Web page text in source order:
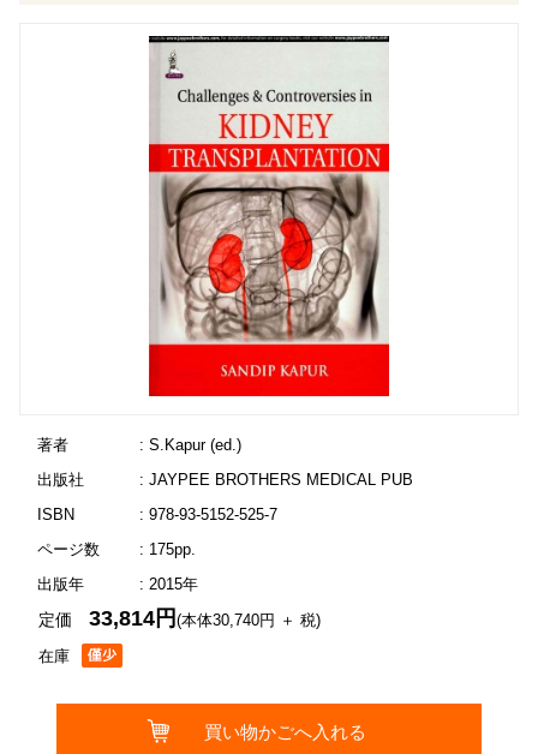
著者
: S.Kapur (ed.)
出版社
: JAYPEE BROTHERS MEDICAL PUB
ISBN
: 978-93-5152-525-7
ページ数
: 175pp.
出版年
: 2015年
在庫
定価33,814円(本体30,740円 ＋ 税)